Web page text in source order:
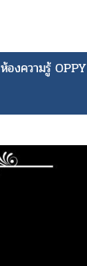
ห้องความรู้ OPPY